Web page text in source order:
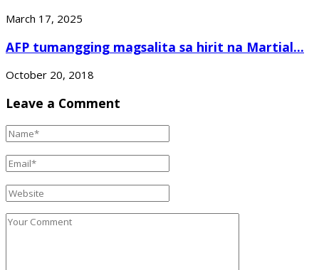
March 17, 2025
AFP tumangging magsalita sa hirit na Martial...
October 20, 2018
Leave a Comment